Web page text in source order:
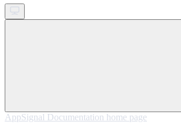
AppSignal Documentation home page